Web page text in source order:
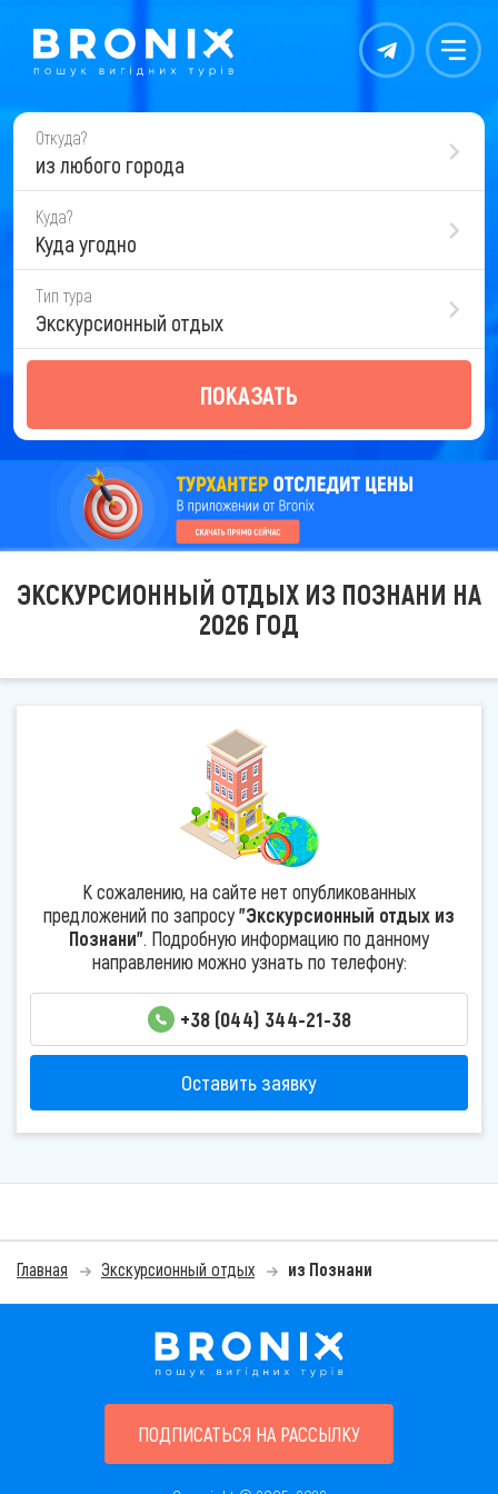
Контакты Меню
Откуда?
из любого города
Куда?
Куда угодно
Тип тура
Экскурсионный отдых
ПОКАЗАТЬ
ЭКСКУРСИОННЫЙ ОТДЫХ ИЗ ПОЗНАНИ НА
2026 ГОД
К сожалению, на сайте нет опубликованных
предложений по запросу"Экскурсионный отдых из
Познани". Подробную информацию по данному
направлению можно узнать по телефону:
+38 (044) 344-21-38
Оставить заявку
Главная Экскурсионный отдых из Познани
ПОДПИСАТЬСЯ НА РАССЫЛКУ